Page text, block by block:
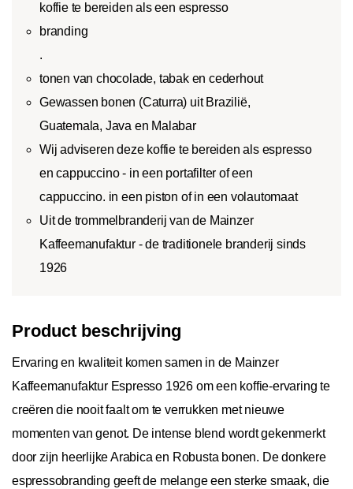
koffie te bereiden als een espresso
branding
.
tonen van chocolade, tabak en cederhout
Gewassen bonen (Caturra) uit Brazilië,
Guatemala, Java en Malabar
Wij adviseren deze koffie te bereiden als espresso
en cappuccino - in een portafilter of een
cappuccino. in een piston of in een volautomaat
Uit de trommelbranderij van de Mainzer
Kaffeemanufaktur - de traditionele branderij sinds
1926
Product beschrijving
Ervaring en kwaliteit komen samen in de Mainzer
Kaffeemanufaktur Espresso 1926 om een koffie-ervaring te
creëren die nooit faalt om te verrukken met nieuwe
momenten van genot. De intense blend wordt gekenmerkt
door zijn heerlijke Arabica en Robusta bonen. De donkere
espressobranding geeft de melange een sterke smaak, die